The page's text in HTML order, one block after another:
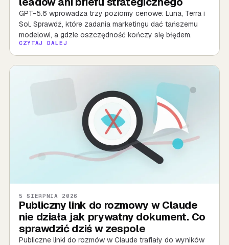
GPT-5.6 wprowadza trzy poziomy cenowe: Luna, Terra i
Sol. Sprawdź, które zadania marketingu dać tańszemu
modelowi, a gdzie oszczędność kończy się błędem.
CZYTAJ DALEJ
Publiczny link do rozmowy w Claude
nie działa jak prywatny dokument. Co
sprawdzić dziś w zespole
5 SIERPNIA 2026
Publiczne linki do rozmów w Claude trafiały do wyników